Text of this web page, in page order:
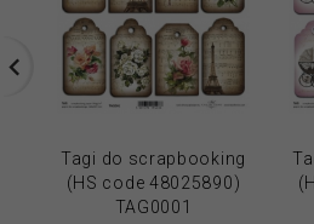
Tagi do scrapbooking
(HS code 48025890)
TAG0001